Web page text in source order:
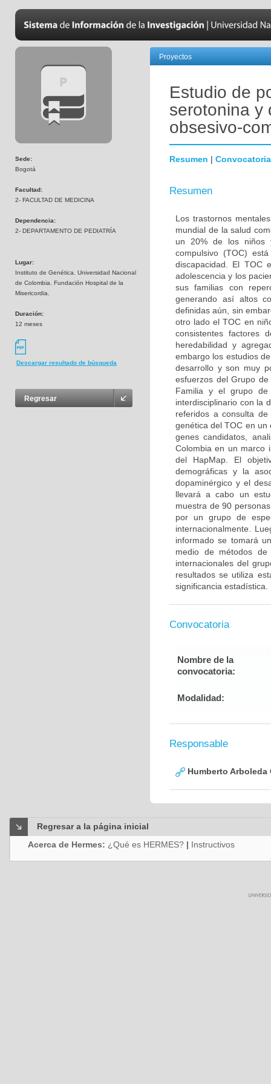
Sede:
Bogotá
Facultad:
2- FACULTAD DE MEDICINA
Dependencia:
2- DEPARTAMENTO DE PEDIATRÍA
Lugar:
Instituto de Genética. Universidad Nacional
de Colombia. Fundación Hospital de la
Misericordia.
Duración:
12 meses
Descargar resultado de búsqueda
Regresar
Proyectos
Estudio de
serotonina y
obsesivo-
Resumen | Convocatoria
Resumen
Los trastornos
mundial de la salud
un 20% de los niños
compulsivo (TOC)
discapacidad. El TOC
adolescencia y los
sus familias con
generando así altos
definidas aún, sin
otro lado el TOC en
consistentes factores
heredabilidad y
embargo los estudios
desarrollo y son muy
esfuerzos del Grupo
Familia y el grupo de
interdisciplinario con la
referidos a consulta
genética del TOC en un
genes candidatos,
Colombia en un marco
del HapMap. El
demográficas y la
dopaminérgico y el
llevará a cabo un
muestra de 90
por un grupo de
internacionalmente.
informado se tomará
medio de métodos de
internacionales del
resultados se utiliza
significancia estadística.
Convocatoria
Nombre de la
convocatoria:
Modalidad:
Responsable
Humberto Arboleda
Regresar a la página inicial
Acerca de Hermes: ¿Qué es HERMES? | Instructivos